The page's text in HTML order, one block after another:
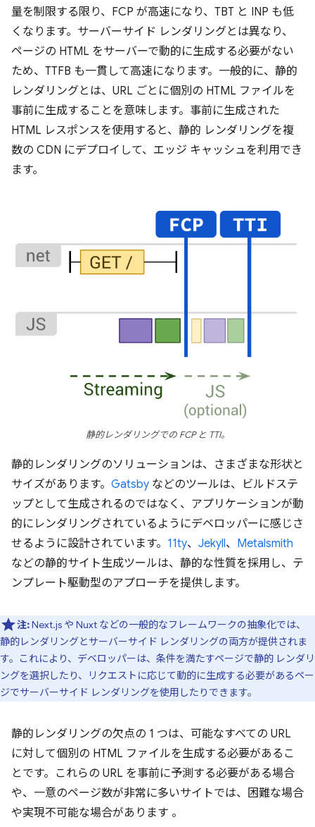
量を制限する限り、FCP が高速になり、TBT と INP も低
くなります。サーバーサイド レンダリングとは異なり、
ページの HTML をサーバーで動的に生成する必要がない
ため、TTFB も一貫して高速になります。一般的に、静的
レンダリングとは、URL ごとに個別の HTML ファイルを
事前に生成することを意味します。事前に生成された
HTML レスポンスを使用すると、静的 レンダリングを複
数の CDN にデプロイして、エッジ キャッシュを利用でき
ます。
静的レンダリングでの FCP と TTI。
静的レンダリングのソリューションは、さまざまな形状と
サイズがあります。 Gatsby などのツールは、ビルドステ
ップとして生成されるのではなく、アプリケーションが動
的にレンダリングされているようにデベロッパーに感じさ
せるように設計されています。 11ty、 Jekyll、 Metalsmith
などの静的サイト生成ツールは、静的な性質を採用し、テ
ンプレート駆動型のアプローチを提供します。
注:Next.js や Nuxt などの一般的なフレームワークの抽象化では、
静的レンダリングとサーバーサイド レンダリングの両方が提供されま
す。これにより、デベロッパーは、条件を満たすページで静的 レンダリ
ングを選択したり、リクエストに応じて動的に生成する必要があるペー
ジでサーバーサイド レンダリングを使用したりできます。
静的レンダリングの欠点の 1 つは、可能なすべての URL
に対して個別の HTML ファイルを生成する必要があるこ
とです。これらの URL を事前に予測する必要がある場合
や、一意のページ数が非常に多いサイトでは、困難な場合
や実現不可能な場合があります 。